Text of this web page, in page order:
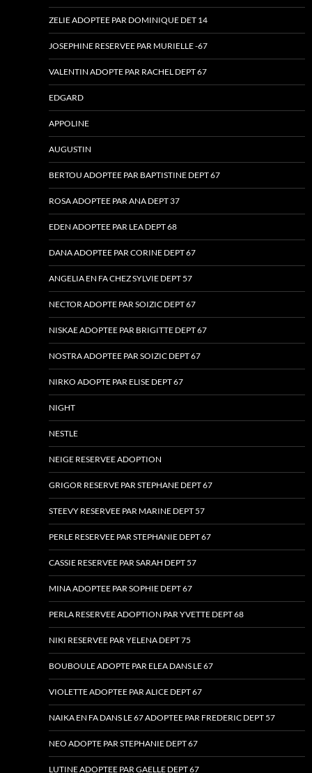
ZELIE ADOPTEE PAR DOMINIQUE DET 14
JOSEPHINE RESERVEE PAR MURIELLE -67
VALENTIN ADOPTE PAR RACHEL DEPT 67
EDGARD
APPOLINE
AUGUSTIN
BERTOU ADOPTEE PAR BAPTISTINE DEPT 67
ROSA ADOPTEE PAR ANA DEPT 37
EDEN ADOPTEE PAR LEA DEPT 68
DANA ADOPTEE PAR CORINE DEPT 67
ANGELIA EN FA CHEZ SYLVIE DEPT 57
NECTOR ADOPTE PAR SOIZIC DEPT 67
NISKAE ADOPTEE PAR BRIGITTE DEPT 67
NOSTRA ADOPTEE PAR SOIZIC DEPT 67
NIRKO ADOPTE PAR ELISE DEPT 67
NIGHT
NESTLE
NEIGE RESERVEE ADOPTION
GRIGOR RESERVE PAR STEPHANE DEPT 67
STEEVY RESERVEE PAR MARINE DEPT 57
PERLE RESERVEE PAR STEPHANIE DEPT 67
CASSIE RESERVEE PAR SARAH DEPT 57
MINA ADOPTEE PAR SOPHIE DEPT 67
PERLA RESERVEE ADOPTION PAR YVETTE DEPT 68
NIKI RESERVEE PAR YELENA DEPT 75
BOUBOULE ADOPTE PAR ELEA DANS LE 67
VIOLETTE ADOPTEE PAR ALICE DEPT 67
NAIKA EN FA DANS LE 67 ADOPTEE PAR FREDERIC DEPT 57
NEO ADOPTE PAR STEPHANIE DEPT 67
LUTINE ADOPTEE PAR GAELLE DEPT 67